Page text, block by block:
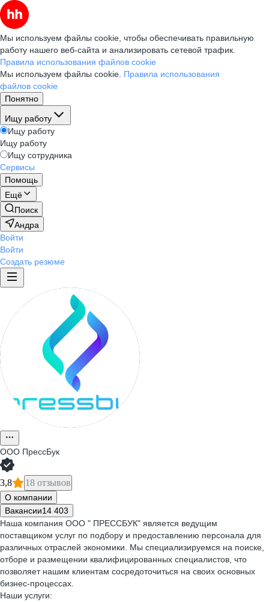
Мы используем файлы cookie, чтобы обеспечивать правильную
работу нашего веб-сайта и анализировать сетевой трафик.
Правила использования файлов cookie
Мы используем файлы cookie. Правила использования
файлов cookie
Понятно
Ищу работу
Ищу работу
Ищу работу
Ищу сотрудника
Сервисы
Помощь
Ещё
Поиск
Андра
Войти
Войти
Создать резюме
ООО ПрессБук
3,8 18 отзывов
О компании
Вакансии14 403
Наша компания ООО " ПРЕССБУК" является ведущим
поставщиком услуг по подбору и предоставлению персонала для
различных отраслей экономики. Мы специализируемся на поиске,
отборе и размещении квалифицированных специалистов, что
позволяет нашим клиентам сосредоточиться на своих основных
бизнес-процессах.
Наши услуги: